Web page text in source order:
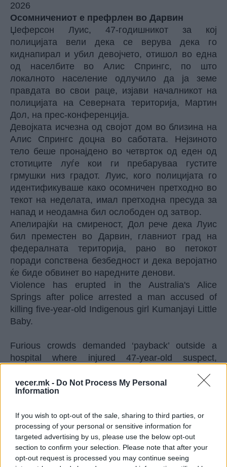
vecer.mk - Do Not Process My Personal
Information
If you wish to opt-out of the sale, sharing to third parties, or
processing of your personal or sensitive information for
targeted advertising by us, please use the below opt-out
section to confirm your selection. Please note that after your
opt-out request is processed you may continue seeing
2026
Осомничениот е префрлен во Дарвин
Џеферсон Луис, 47-годишникот за кој
полицијата вели дека се верува дека го
киднапирал и убил девојчето, отишол во една
од населбите во Алис Спрингс, по што
локалното население одлучило да ја земе
правдата во свои раце, изјави началникот на
полицијата на Северната територија, Мартин
Дол, на прес-конференција.
Девојката исчезна од својот дом во близина на
Алис Спрингс доцна во саботата. Нејзиното
тело беше пронајдено во четврток од еден од
стотиците луѓе кои ги пребаруваа густите
грмушки низ градот. Луис, кого полицијата го
идентификуваше како осомничен претходно во
текот на неделата, имал претходна пресуда за
напад и неодамна бил ослободен од затвор.
Апелирајќи на смиреност, Дол рече дека Луис
бил преместен во Дарвин, главниот град на
федералната територија, рано во петокот
поради сопствена безбедност и дека веројатно
ќе биде обвинет во наредните денови.
Violence has erupted in the Australia's Alice
Springs after police arrested a man accused of
killing five-year-old Indigenous girl Kumanjayi Little
Baby.
Furious crowds demanded ‘payback’ outside a
hospital where injured 47-year-old suspect,
pic.twitter.com/FbwVYX70rM
— Al Jazeera English (@AJEnglish)
Премиерот Ентони Албанезе рече дека го
разбира „гневот и фрустрацијата на луѓето“, но
ги повика да ја смират ситуацијата. Робин
Гранитс, абориџински старешина и портпарол